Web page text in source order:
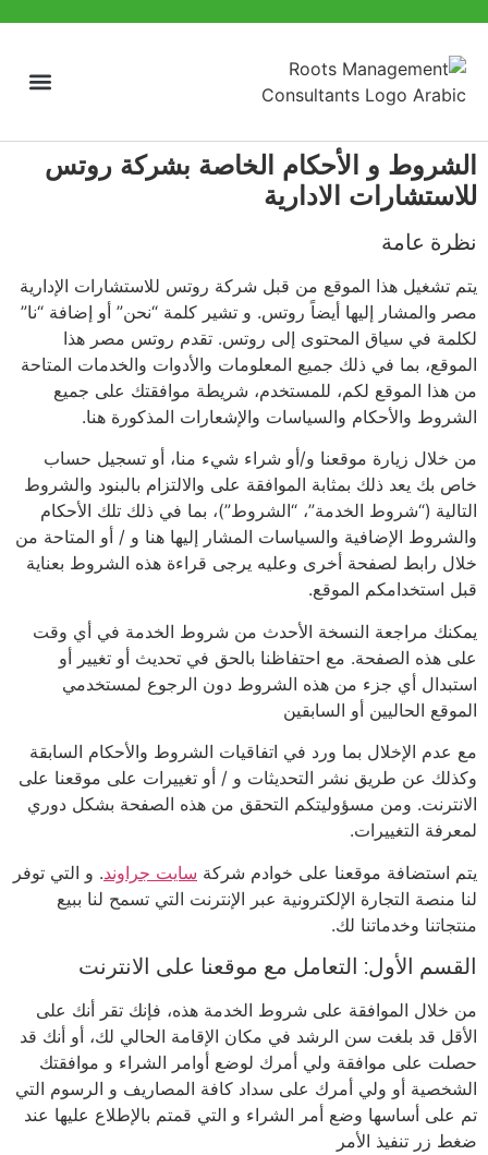
الشروط و الأحكام الخاصة بشركة روتس
للاستشارات الادارية
نظرة عامة
يتم تشغيل هذا الموقع من قبل شركة روتس للاستشارات الإدارية
مصر والمشار إليها أيضاً روتس. و تشير كلمة “نحن” أو إضافة “نا”
لكلمة في سياق المحتوى إلى روتس. تقدم روتس مصر هذا
الموقع، بما في ذلك جميع المعلومات والأدوات والخدمات المتاحة
من هذا الموقع لكم، للمستخدم، شريطة موافقتك على جميع
الشروط والأحكام والسياسات والإشعارات المذكورة هنا.
من خلال زيارة موقعنا و/أو شراء شيء منا، أو تسجيل حساب
خاص بك يعد ذلك بمثابة الموافقة على والالتزام بالبنود والشروط
التالية (“شروط الخدمة”، “الشروط”)، بما في ذلك تلك الأحكام
والشروط الإضافية والسياسات المشار إليها هنا و / أو المتاحة من
خلال رابط لصفحة أخرى وعليه يرجى قراءة هذه الشروط بعناية
قبل استخدامكم الموقع.
يمكنك مراجعة النسخة الأحدث من شروط الخدمة في أي وقت
على هذه الصفحة. مع احتفاظنا بالحق في تحديث أو تغيير أو
استبدال أي جزء من هذه الشروط دون الرجوع لمستخدمي
الموقع الحاليين أو السابقين
مع عدم الإخلال بما ورد في اتفاقيات الشروط والأحكام السابقة
وكذلك عن طريق نشر التحديثات و / أو تغييرات على موقعنا على
الانترنت. ومن مسؤوليتكم التحقق من هذه الصفحة بشكل دوري
لمعرفة التغييرات.
يتم استضافة موقعنا على خوادم شركة سايت جراوند. و التي توفر
لنا منصة التجارة الإلكترونية عبر الإنترنت التي تسمح لنا ببيع
منتجاتنا وخدماتنا لك.
القسم الأول: التعامل مع موقعنا على الانترنت
من خلال الموافقة على شروط الخدمة هذه، فإنك تقر أنك على
الأقل قد بلغت سن الرشد في مكان الإقامة الحالي لك، أو أنك قد
حصلت على موافقة ولي أمرك لوضع أوامر الشراء و موافقتك
الشخصية أو ولي أمرك على سداد كافة المصاريف و الرسوم التي
تم على أساسها وضع أمر الشراء و التي قمتم بالإطلاع عليها عند
ضغط زر تنفيذ الأمر